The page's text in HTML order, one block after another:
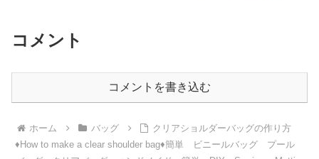
コメント
コメントを書き込む
ホーム バッグ
クリアショルダーバッグの作り方
♦How to make a clear shoulder bag♦簡単 ビニールバッグ プール